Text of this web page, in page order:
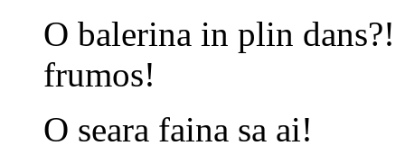
O balerina in plin
frumos!
O seara faina sa ai!